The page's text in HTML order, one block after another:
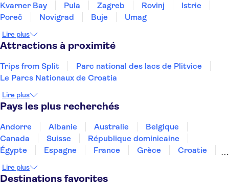
Kvarner Bay
Pula Zagreb Rovinj
Istrie
Poreč
Novigrad Buje Umag
Lire plus
Attractions à proximité
Trips from Split
Parc national des lacs de Plitvice
Le Parcs Nationaux de Croatia
Lire plus
Pays les plus recherchés
Andorre Albanie Australie
Belgique
Canada
Suisse
République dominicaine
Égypte
Espagne France Grèce
Croatie
Thaïlande
Tunisie
Lire plus
Destinations favorites